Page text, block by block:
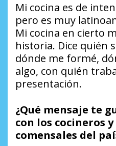
Mi cocina es de
pero es muy
Mi cocina en cierto
historia. Dice quién
dónde me formé,
algo, con quién
presentación.
¿Qué mensaje te
con los cocineros
comensales del